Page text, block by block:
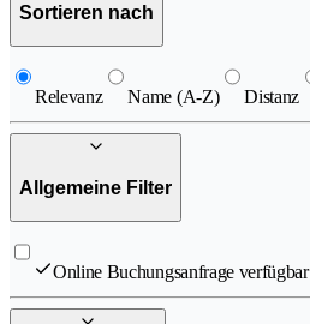
Sortieren nach
Relevanz Name (A-Z) Distanz
Allgemeine Filter
Online Buchungsanfrage verfügbar